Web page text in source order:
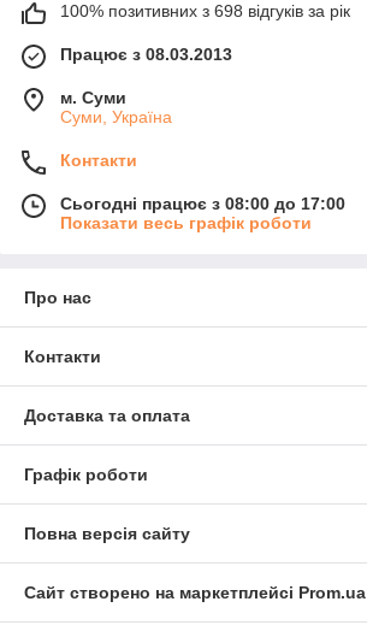
100% позитивних з 698 відгуків за рік
Працює з 08.03.2013
м. Суми
Суми, Україна
Контакти
Сьогодні працює з 08:00 до 17:00
Показати весь графік роботи
Про нас
Контакти
Доставка та оплата
Графік роботи
Повна версія сайту
Сайт створено на маркетплейсі Prom.ua